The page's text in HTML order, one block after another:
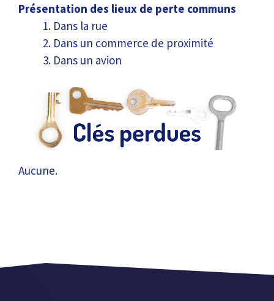
Présentation des lieux de perte communs
Dans la rue
Dans un commerce de proximité
Dans un avion
Aucune.